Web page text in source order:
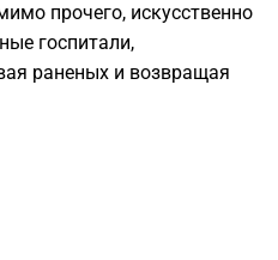
прочего, искусственно
госпитали,
раненых и возвращая